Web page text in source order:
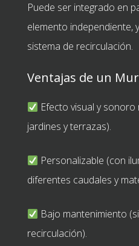
Puede ser integrado en
elemento independiente,
sistema de recirculación.
Ventajas de un
Efecto visual y
jardines y terrazas).
Personalizable (con
diferentes caudales y
Bajo mantenimiento
recirculación).